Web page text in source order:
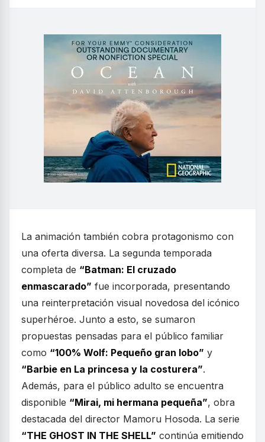
La animación también cobra protagonismo con
una oferta diversa. La segunda temporada
completa de “Batman: El cruzado
enmascarado” fue incorporada, presentando
una reinterpretación visual novedosa del icónico
superhéroe. Junto a esto, se sumaron
propuestas pensadas para el público familiar
como “100% Wolf: Pequeño gran lobo” y
“Barbie en La princesa y la costurera”.
Además, para el público adulto se encuentra
disponible “Mirai, mi hermana pequeña”, obra
destacada del director Mamoru Hosoda. La serie
“THE GHOST IN THE SHELL” continúa emitiendo